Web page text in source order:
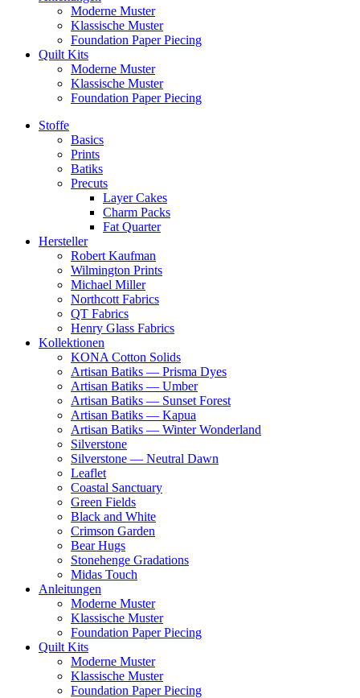
Moderne Muster
Klassische Muster
Foundation Paper Piecing
Quilt Kits
Moderne Muster
Klassische Muster
Foundation Paper Piecing
Stoffe
Basics
Prints
Batiks
Precuts
Layer Cakes
Charm Packs
Fat Quarter
Hersteller
Robert Kaufman
Wilmington Prints
Michael Miller
Northcott Fabrics
QT Fabrics
Henry Glass Fabrics
Kollektionen
KONA Cotton Solids
Artisan Batiks — Prisma Dyes
Artisan Batiks — Umber
Artisan Batiks — Sunset Forest
Artisan Batiks — Kapua
Artisan Batiks — Winter Wonderland
Silverstone
Silverstone — Neutral Dawn
Leaflet
Coastal Sanctuary
Green Fields
Black and White
Crimson Garden
Bear Hugs
Stonehenge Gradations
Midas Touch
Anleitungen
Moderne Muster
Klassische Muster
Foundation Paper Piecing
Quilt Kits
Moderne Muster
Klassische Muster
Foundation Paper Piecing